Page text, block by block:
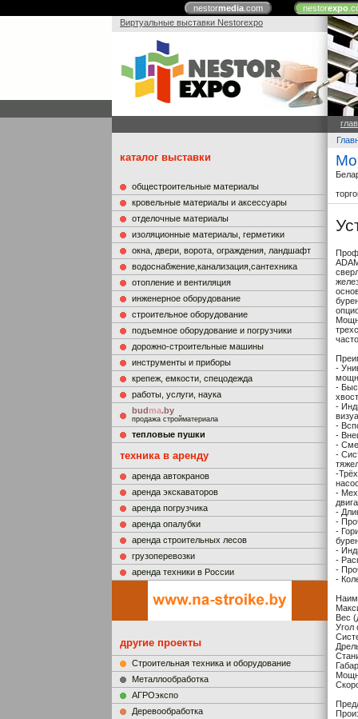
nestormedia.com nestorexpo
Виртуальные выставки Nestorexpo
каталог выставки
общестроительные материалы
кровельные материалы и аксессуары
отделочные материалы
изоляционные материалы, герметики
окна, двери, ворота, ограждения, ландшафт
водоснабжение,канализация,сантехника
отопление и вентиляция
инженерное оборудование
строительное оборудование
подъемное оборудование и погрузчики
дорожно-строительные машины
инструменты и приборы
крепеж, емкости, спецодежда
работы, услуги, наука
budma.by
продажа стройматериала
тепловые пушки
техника в аренду
аренда автокранов
аренда экскаваторов
аренда погрузчика
аренда опалубки
аренда строительных лесов
грузоперевозки
аренда техники в России
другие проекты
Строительная техника и оборудование
Металлообработка
АГРОэкспо
Деревообработка
-
-
-
-
-
-
-
-
-
-
-
-
-
-
-
-
Вес
Угол